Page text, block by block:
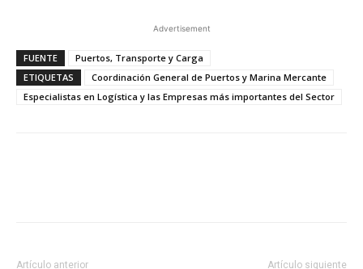
Advertisement
FUENTE
Puertos, Transporte y Carga
ETIQUETAS
Coordinación General de Puertos y Marina Mercante
Especialistas en Logística y las Empresas más importantes del Sector
Artículo anterior Artículo siguiente